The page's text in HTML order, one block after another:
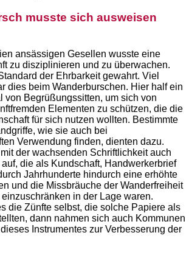
musste sich ausweisen
ansässigen Gesellen wusste eine
zu disziplinieren und zu überwachen.
der Ehrbarkeit gewahrt. Viel
dies beim Wanderburschen. Hier half ein
von Begrüßungssitten, um sich von
Elementen zu schützen, die die
für sich nutzen wollten. Bestimmte
wie sie auch bei
Verwendung finden, dienten dazu.
der wachsenden Schriftlichkeit auch
die als Kundschaft, Handwerkerbrief
Jahrhunderte hindurch eine erhöhte
und die Missbräuche der Wanderfreiheit
in der Lage waren.
die Zünfte selbst, die solche Papiere als
dann nahmen sich auch Kommunen
Instrumentes zur Verbesserung der